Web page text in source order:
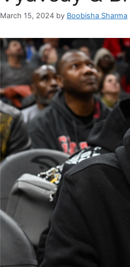
March 15, 2024 by Boobisha Sharma